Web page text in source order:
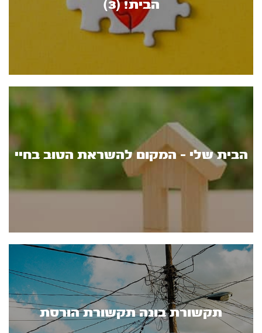
הבית! (3)
הבית שלי - המקום להשראת הטוב בחיי
תקשורת בונה תקשורת הורסת